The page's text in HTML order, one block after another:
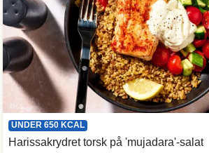
UNDER 650 KCAL
Harissakrydret torsk på 'mujadara'-salat